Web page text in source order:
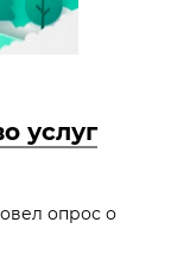
услуг
опрос о